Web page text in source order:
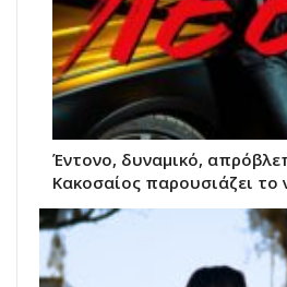
Έντονο, δυναμικό,
Κακοσαίος παρουσιάζει το